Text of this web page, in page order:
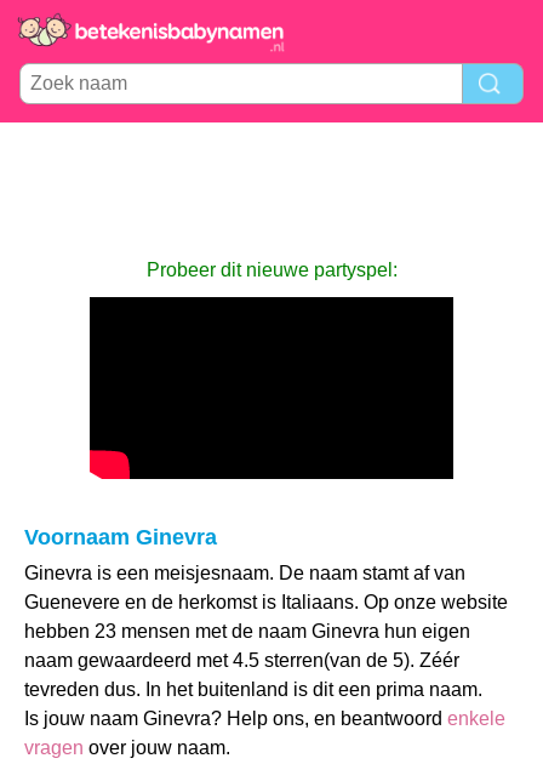
Probeer dit nieuwe partyspel:
Voornaam Ginevra
Ginevra is een meisjesnaam. De naam stamt af van
Guenevere en de herkomst is Italiaans. Op onze website
hebben 23 mensen met de naam Ginevra hun eigen
naam gewaardeerd met 4.5 sterren(van de 5). Zéér
tevreden dus. In het buitenland is dit een prima naam.
Is jouw naam Ginevra? Help ons, en beantwoord enkele
vragen over jouw naam.